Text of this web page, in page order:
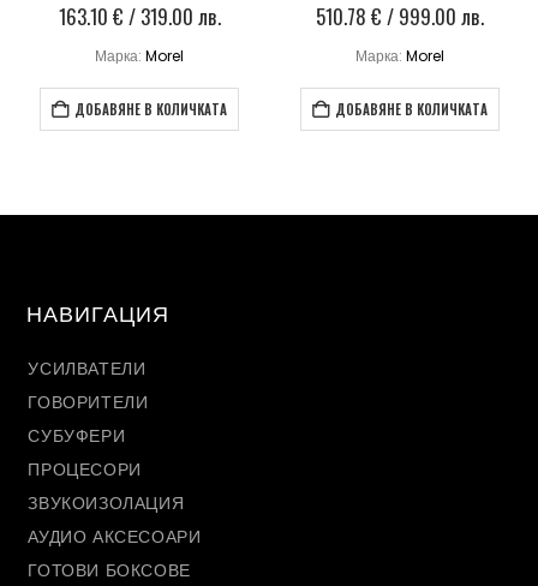
0 out of 5
163.10 € / 319.00 лв.
Марка:Morel
ДОБАВЯНЕ В КОЛИЧКАТА
0 out of 5
510.78 € / 999.00 лв.
Марка: Morel
ДОБАВЯНЕ В КОЛИЧКАТА
НАВИГАЦИЯ
УСИЛВАТЕЛИ
ГОВОРИТЕЛИ
СУБУФЕРИ
ПРОЦЕСОРИ
ЗВУКОИЗОЛАЦИЯ
АУДИО АКСЕСОАРИ
ГОТОВИ БОКСОВЕ